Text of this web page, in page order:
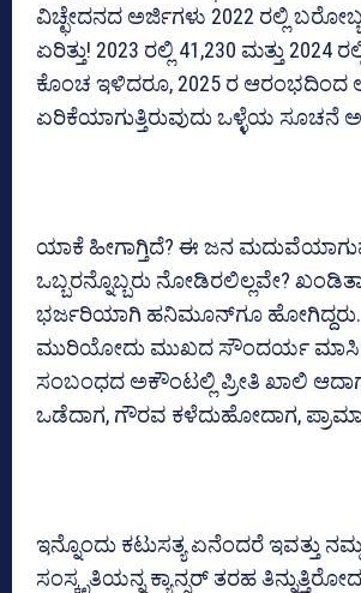
ವಿಚ್ಛೇದನದ ಅರ್ಜಿಗಳು 2022 ರಲ್ಲಿ
ಏರಿತ್ತು! 2023 ರಲ್ಲಿ 41,230 ಮತ್ತು 2024
ಕೊಂಚ ಇಳಿದರೂ, 2025 ರ ಆರಂಭದಿಂದ
ಏರಿಕೆಯಾಗುತ್ತಿರುವುದು ಒಳ್ಳೆಯ ಸೂಚನೆ
ಯಾಕೆ ಹೀಗಾಗ್ತಿದೆ? ಈ ಜನ
ಒಬ್ಬರನ್ನೊಬ್ಬರು ನೋಡಿರಲಿಲ್ಲವೇ?
ಭರ್ಜರಿಯಾಗಿ ಹನಿಮೂನ್‌ಗೂ
ಮುರಿಯೋದು ಮುಖದ ಸೌಂದರ್ಯ
ಸಂಬಂಧದ ಅಕೌಂಟಲ್ಲಿ ಪ್ರೀತಿ ಖಾಲಿ
ಒಡೆದಾಗ, ಗೌರವ ಕಳೆದುಹೋದಾಗ,
ಇನ್ನೊಂದು ಕಟುಸತ್ಯ ಏನೆಂದರೆ ಇವತ್ತು
ಸಂಸ್ಕೃತಿಯನ್ನ ಕ್ಯಾನ್ಸರ್ ತರಹ